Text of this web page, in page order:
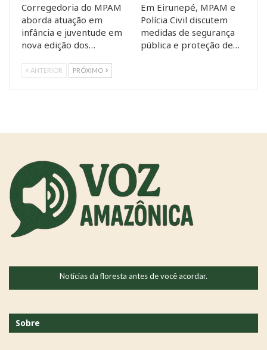
Corregedoria do MPAM
aborda atuação em
infância e juventude em
nova edição dos…
Em Eirunepé, MPAM e
Polícia Civil discutem
medidas de segurança
pública e proteção de…
ANTERIOR PRÓXIMO
Notícias da floresta antes de você acordar.
Sobre